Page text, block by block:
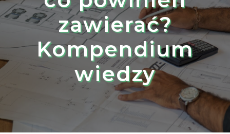
zawierać?
Kompendium
wiedzy